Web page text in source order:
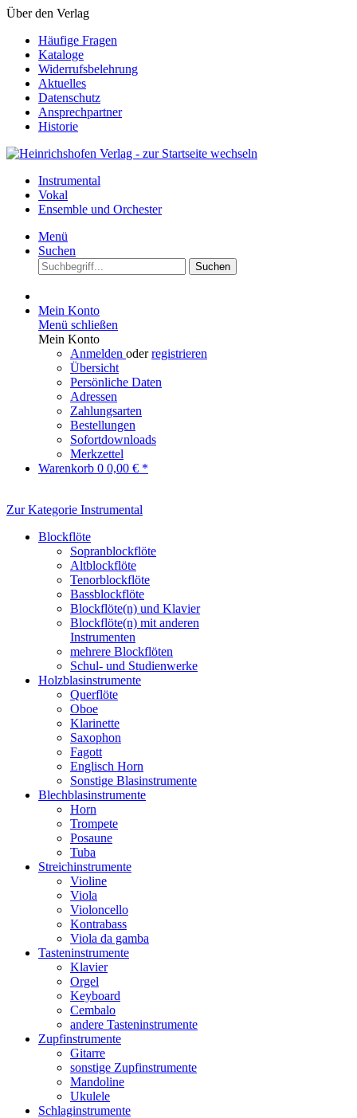
Über den Verlag
Häufige Fragen
Kataloge
Widerrufsbelehrung
Aktuelles
Datenschutz
Ansprechpartner
Historie
Instrumental
Vokal
Ensemble und Orchester
Menü
Suchen
Suchen
Mein Konto
Menü schließen
Mein Konto
Anmelden oderregistrieren
Übersicht
Persönliche Daten
Adressen
Zahlungsarten
Bestellungen
Sofortdownloads
Merkzettel
Warenkorb 0 0,00 € *
Zur Kategorie Instrumental
Blockflöte
Sopranblockflöte
Altblockflöte
Tenorblockflöte
Bassblockflöte
Blockflöte(n) und Klavier
Blockflöte(n) mit anderen
Instrumenten
mehrere Blockflöten
Schul- und Studienwerke
Holzblasinstrumente
Querflöte
Oboe
Klarinette
Saxophon
Fagott
Englisch Horn
Sonstige Blasinstrumente
Blechblasinstrumente
Horn
Trompete
Posaune
Tuba
Streichinstrumente
Violine
Viola
Violoncello
Kontrabass
Viola da gamba
Tasteninstrumente
Klavier
Orgel
Keyboard
Cembalo
andere Tasteninstrumente
Zupfinstrumente
Gitarre
sonstige Zupfinstrumente
Mandoline
Ukulele
Schlaginstrumente